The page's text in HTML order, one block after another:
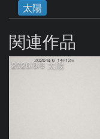
太陽
関連作品
2026/8/6 太陽